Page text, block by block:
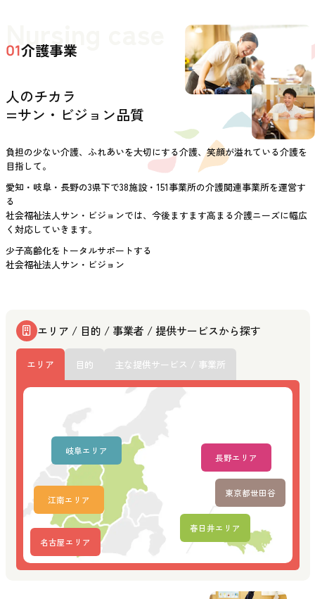
Nursing case
01介護事業
人のチカラ
=サン・ビジョン品質
負担の少ない介護、ふれあいを大切にする介護、笑顔が溢れている介護を
目指して。
愛知・岐阜・長野の3県下で38施設・151事業所の介護関連事業所を運営す
る
社会福祉法人サン・ビジョンでは、今後ますます高まる介護ニーズに幅広
く対応していきます。
少子高齢化をトータルサポートする
社会福祉法人サン・ビジョン
エリア / 目的 / 事業者 / 提供サービスから探す
エリア 目的 主な提供サービス / 事業所
名古屋エリア
江南エリア
春日井エリア
岐阜エリア
長野エリア
東京都世田谷